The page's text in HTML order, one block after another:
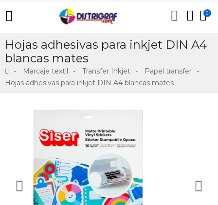
0
Hojas adhesivas para inkjet DIN A4
blancas mates
Marcaje textil Transfer Inkjet
Papel transfer
Hojas adhesivas para inkjet DIN A4 blancas mates